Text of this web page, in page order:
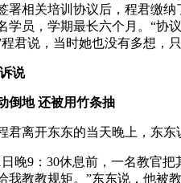
署相关培训协议后，程君缴
学员，学期最长六个月。“协
君说，当时她也没有多想，
说
倒地 还被用竹条抽
离开东东的当天晚上，东东
9：30休息前，一名教官把
我教教规矩。”东东说，他被